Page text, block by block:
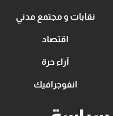
نقابات و مجتمع مدني
اقتصاد
آراء حرة
انفوجرافيك